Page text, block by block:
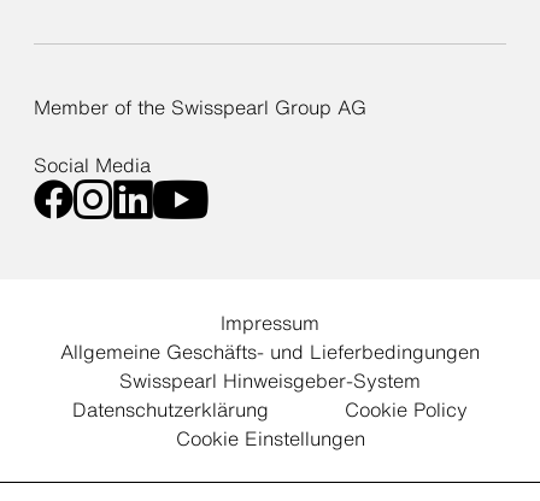
Member of the Swisspearl Group AG
Social Media
Impressum
Allgemeine Geschäfts- und Lieferbedingungen
Swisspearl Hinweisgeber-System
Datenschutzerklärung
Cookie Policy
Cookie Einstellungen